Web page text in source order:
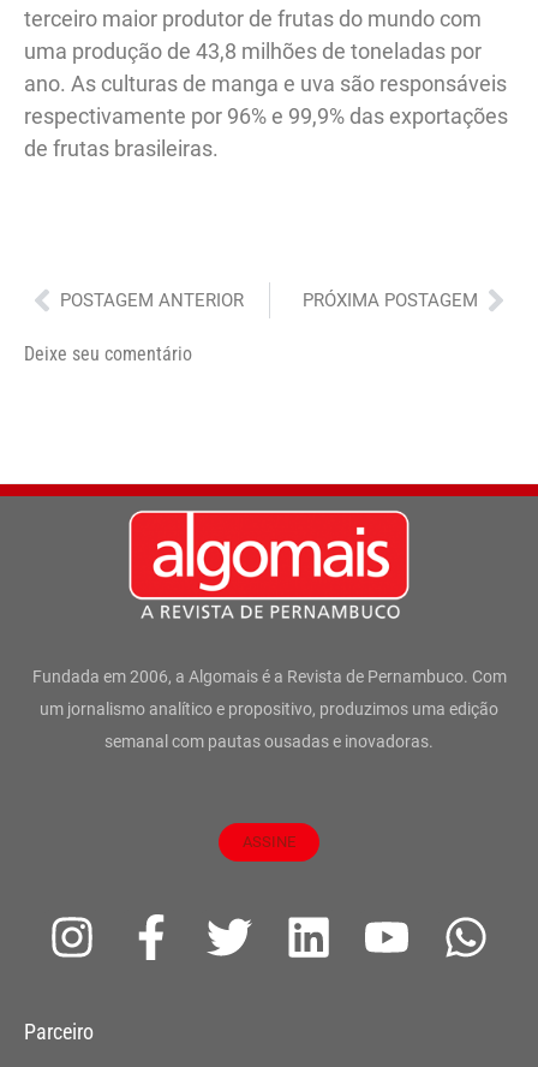
terceiro maior produtor de frutas do mundo com
uma produção de 43,8 milhões de toneladas por
ano. As culturas de manga e uva são responsáveis
respectivamente por 96% e 99,9% das exportações
de frutas brasileiras.
Anterior
POSTAGEM ANTERIOR PRÓXIMA POSTAGEM
Deixe seu comentário
Fundada em 2006, a Algomais é a Revista de Pernambuco. Com
um jornalismo analítico e propositivo, produzimos uma edição
semanal com pautas ousadas e inovadoras.
ASSINE
I
s
F
a
T
L
Y
W
Parceiro